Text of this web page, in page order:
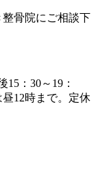
骨院にご相談下